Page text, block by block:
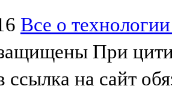
Все о
При
ссылка на сайт